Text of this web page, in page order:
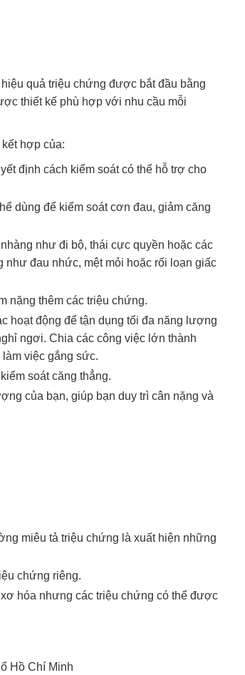
quả triệu chứng được bắt đầu bằng
thiết kế phù hợp với nhu cầu mỗi
hợp của:
định cách kiểm soát có thể hỗ trợ cho
dùng để kiểm soát cơn đau, giảm căng
như đi bộ, thái cực quyền hoặc các
đau nhức, mệt mỏi hoặc rối loạn giấc
nặng thêm các triệu chứng.
hoạt động để tận dụng tối đa năng lượng
ngơi. Chia các công việc lớn thành
việc gắng sức.
soát căng thẳng.
của bạn, giúp bạn duy trì cân nặng và
miêu tả triệu chứng là xuất hiện những
chứng riêng.
hóa nhưng các triệu chứng có thể được
Hồ Chí Minh